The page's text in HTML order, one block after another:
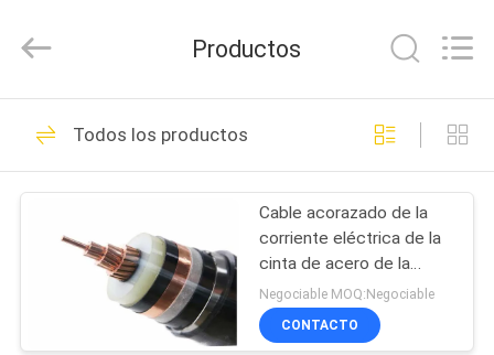
INICIO
PRODUCTOS
VIDEOS
Cable
(Group)
All
Reserved.
XLPE aisló el cable
de alimentación
306
Productos
Todos los productos
Cable acorazado de la
corriente eléctrica de la
cinta de acero de la
pantalla de la cinta del
cobre de la base del Cu
hasta 35kV
Negociable MOQ:Negociable
CONTACTO